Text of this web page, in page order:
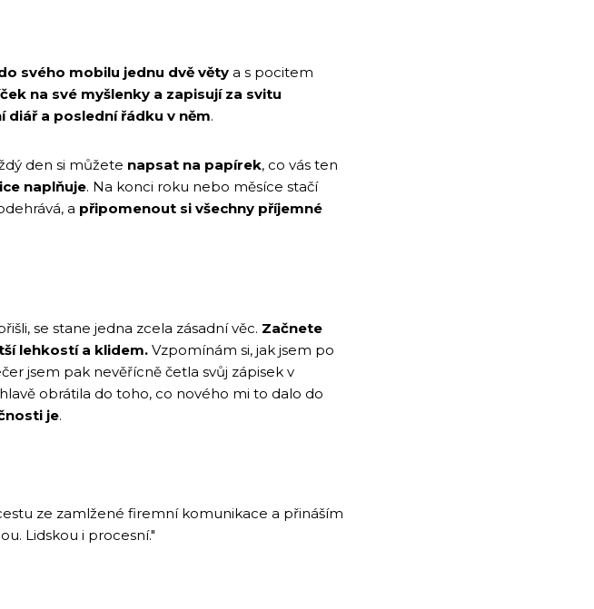
svého mobilu jednu dvě věty a s pocitem
na své myšlenky a zapisují za svitu
diář a poslední řádku v něm.
den si můžete napsat na papírek, co vás ten
naplňuje. Na konci roku nebo měsíce stačí
a připomenout si všechny příjemné
se stane jedna zcela zásadní věc. Začnete
lehkostí a klidem. Vzpomínám si, jak jsem po
jsem pak nevěřícně četla svůj zápisek v
obrátila do toho, co nového mi to dalo do
je.
ze zamlžené firemní komunikace a přináším
Lidskou i procesní."